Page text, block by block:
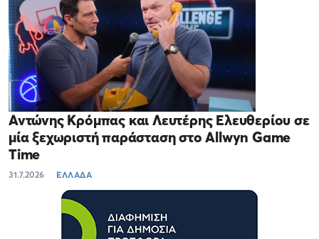
Αντώνης Κρόμπας και Λευτέρης Ελευθερίου σε
μία ξεχωριστή παράσταση στο Allwyn Game
Time
31.7.2026 ΕΛΛΑΔΑ